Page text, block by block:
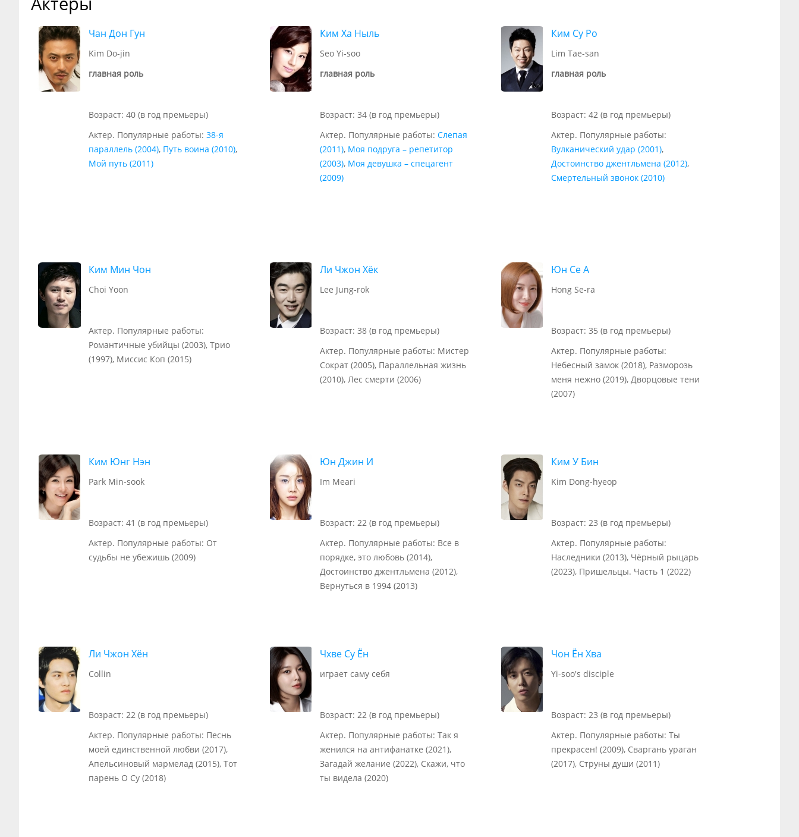
Чан Дон Гун
Kim Do-jin
главная роль
Возраст: 40 (в год премьеры)
Актер. Популярные работы: 38-я
параллель (2004), Путь воина (2010),
Мой путь (2011)
Ким Ха Ныль
Seo Yi-soo
главная роль
Возраст: 34 (в год премьеры)
Актер. Популярные работы: Слепая
(2011), Моя подруга – репетитор
(2003), Моя девушка – спецагент
(2009)
Ким Су Ро
Lim Tae-san
главная роль
Возраст: 42 (в год премьеры)
Актер. Популярные работы:
Вулканический удар (2001),
Достоинство джентльмена (2012),
Смертельный звонок (2010)
Ким Мин Чон
Choi Yoon
Актер. Популярные работы:
Романтичные убийцы (2003), Трио
(1997), Миссис Коп (2015)
Ли Чжон Хёк
Lee Jung-rok
Возраст: 38 (в год премьеры)
Актер. Популярные работы: Мистер
Сократ (2005), Параллельная жизнь
(2010), Лес смерти (2006)
Юн Се А
Hong Se-ra
Возраст: 35 (в год премьеры)
Актер. Популярные работы:
Небесный замок (2018), Разморозь
меня нежно (2019), Дворцовые тени
(2007)
Ким Юнг Нэн
Park Min-sook
Возраст: 41 (в год премьеры)
Актер. Популярные работы: От
судьбы не убежишь (2009)
Юн Джин И
Im Meari
Возраст: 22 (в год премьеры)
Актер. Популярные работы: Все в
порядке, это любовь (2014),
Достоинство джентльмена (2012),
Вернуться в 1994 (2013)
Ким У Бин
Kim Dong-hyeop
Возраст: 23 (в год премьеры)
Актер. Популярные работы:
Наследники (2013), Чёрный рыцарь
(2023), Пришельцы. Часть 1 (2022)
Ли Чжон Хён
Collin
Возраст: 22 (в год премьеры)
Актер. Популярные работы: Песнь
моей единственной любви (2017),
Апельсиновый мармелад (2015), Тот
парень О Су (2018)
Чхве Су Ён
играет саму себя
Возраст: 22 (в год премьеры)
Актер. Популярные работы: Так я
женился на антифанатке (2021),
Загадай желание (2022), Скажи, что
ты видела (2020)
Чон Ён Хва
Yi-soo's disciple
Возраст: 23 (в год премьеры)
Актер. Популярные работы: Ты
прекрасен! (2009), Сваргань ураган
(2017), Струны души (2011)